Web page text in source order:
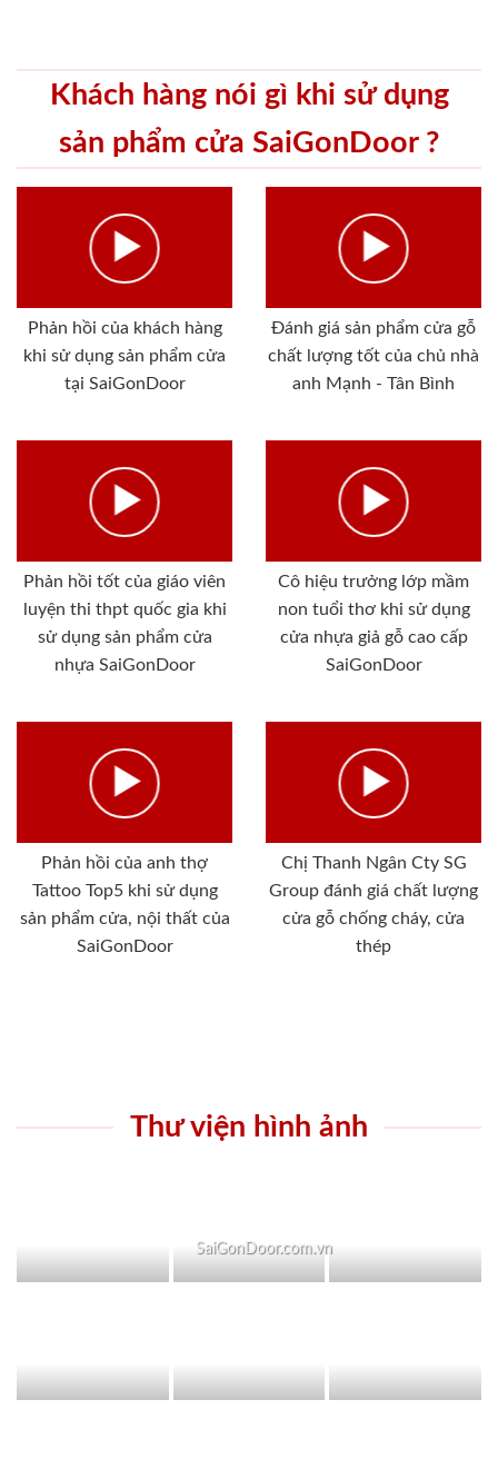
Khách hàng nói gì khi sử dụng
sản phẩm cửa SaiGonDoor ?
Phản hồi của khách hàng
khi sử dụng sản phẩm cửa
tại SaiGonDoor
Đánh giá sản phẩm cửa gỗ
chất lượng tốt của chủ nhà
anh Mạnh - Tân Bình
Phản hồi tốt của giáo viên
luyện thi thpt quốc gia khi
sử dụng sản phẩm cửa
nhựa SaiGonDoor
Cô hiệu trưởng lớp mầm
non tuổi thơ khi sử dụng
cửa nhựa giả gỗ cao cấp
SaiGonDoor
Phản hồi của anh thợ
Tattoo Top5 khi sử dụng
sản phẩm cửa, nội thất của
SaiGonDoor
Chị Thanh Ngân Cty SG
Group đánh giá chất lượng
cửa gỗ chống cháy, cửa
thép
Thư viện hình ảnh
SaiGonDoor.com.vn